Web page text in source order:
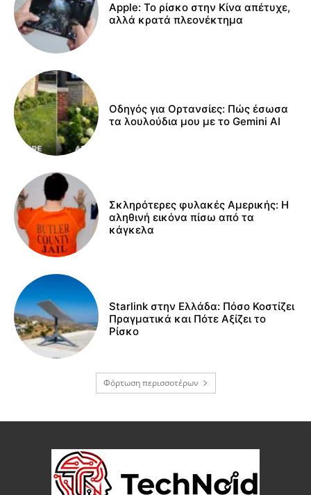
Apple: Το ρίσκο στην Κίνα απέτυχε,
αλλά κρατά πλεονέκτημα
Οδηγός για Ορτανσίες: Πώς έσωσα
τα λουλούδια μου με το Gemini AI
Σκληρότερες φυλακές Αμερικής: Η
αληθινή εικόνα πίσω από τα
κάγκελα
Starlink στην Ελλάδα: Πόσο Κοστίζει
Πραγματικά και Πότε Αξίζει το
Ρίσκο
Φόρτωση περισσοτέρων